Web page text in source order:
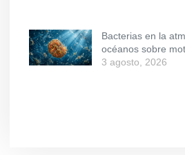
Bacterias en la
océanos sobre
3 agosto, 2026